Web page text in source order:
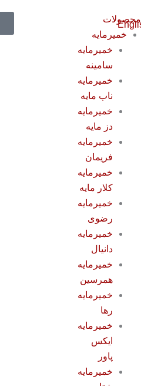
محصولات
خمیرمایه
خمیرمایه
سامینه
خمیرمایه
ناب مایه
خمیرمایه
دز مایه
خمیرمایه
فریمان
خمیرمایه
کلار مایه
خمیرمایه
رضوی
خمیرمایه
دانیال
خمیرمایه
همرسین
خمیرمایه
رها
خمیرمایه
ایکس
پاور
خمیرمایه